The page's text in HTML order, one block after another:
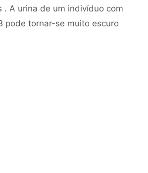
. A urina de um indivíduo com
pode tornar-se muito escuro